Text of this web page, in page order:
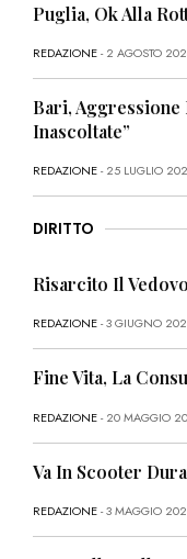
Puglia, Ok Alla
REDAZIONE- 2 AGOSTO
Bari, Aggressione
Inascoltate”
REDAZIONE- 25 LUGLIO
DIRITTO
Risarcito Il
REDAZIONE- 3 GIUGNO
Fine Vita, La
REDAZIONE- 20 MAGGIO
Va In Scooter
REDAZIONE- 3 MAGGIO